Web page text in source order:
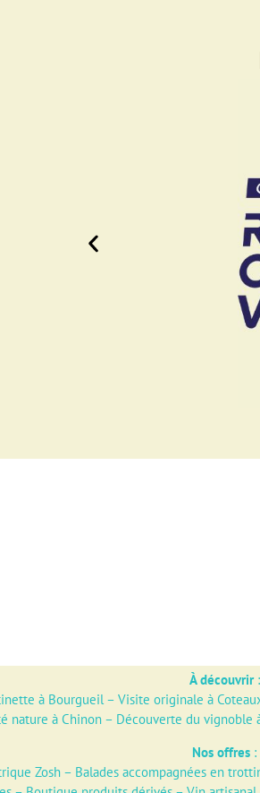
À découvrir:
à Bourgueil– Visite originale à
nature à Chinon – Découverte du vignoble
Nos offres :
Zosh – Balades accompagnées en